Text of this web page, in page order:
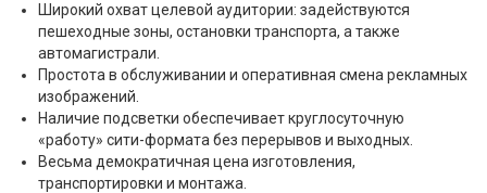
Широкий охват целевой аудитории: задействуются
пешеходные зоны, остановки транспорта, а также
автомагистрали.
Простота в обслуживании и оперативная смена рекламных
изображений.
Наличие подсветки обеспечивает круглосуточную
«работу» сити-формата без перерывов и выходных.
Весьма демократичная цена изготовления,
транспортировки и монтажа.